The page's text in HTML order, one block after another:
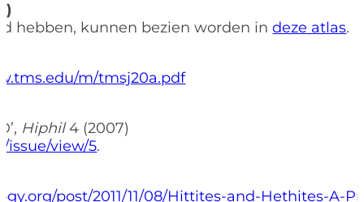
hebben, kunnen bezien worden indeze atlas.
m/tmsj20a.pdf
Hiphil4 (2007)
issue/view/5.
post/2011/11/08/Hittites-and-Hethites-A-